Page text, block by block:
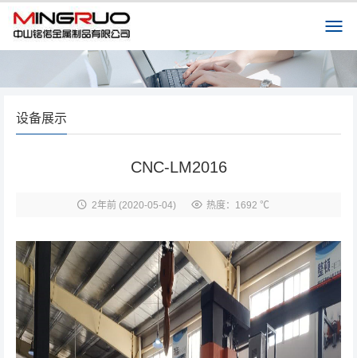
设备展示
CNC-LM2016
2年前(2020-05-04) 热度：1692 ℃